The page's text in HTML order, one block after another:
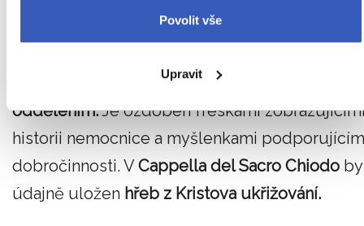
Povolit vše
Upravit
je zdobena freskou sv.
Pelegrinaio byl původně hlavním
oddělením.Je ozdoben freskami
historii nemocnice a myšlenkami
dobročinnosti. VCappella del Sacro Chiodo
údajně uložen hřeb z Kristova ukřižování.